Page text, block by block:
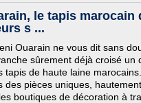
le tapis marocain
s ...
Ouarain ne vous dit sans
sûrement déjà croisé un
tapis de haute laine
des pièces uniques,
boutiques de décoration à